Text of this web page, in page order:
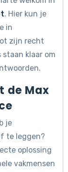
. Hier kun je
in
zijn recht
staan klaar om
de Max
je
te leggen?
oplossing
vakmensen